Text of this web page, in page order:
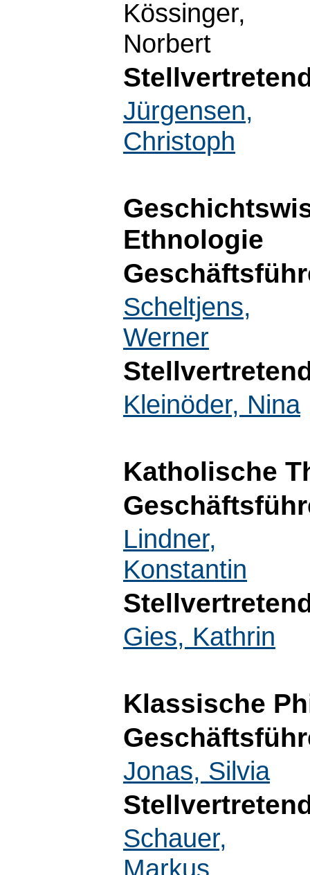
Kössinger,
Norbert
Jürgensen,
Christoph
Ethnologie
Scheltjens,
Werner
Kleinöder, Nina
Katholische
Lindner,
Konstantin
Gies, Kathrin
Klassische
Jonas, Silvia
Schauer,
Markus